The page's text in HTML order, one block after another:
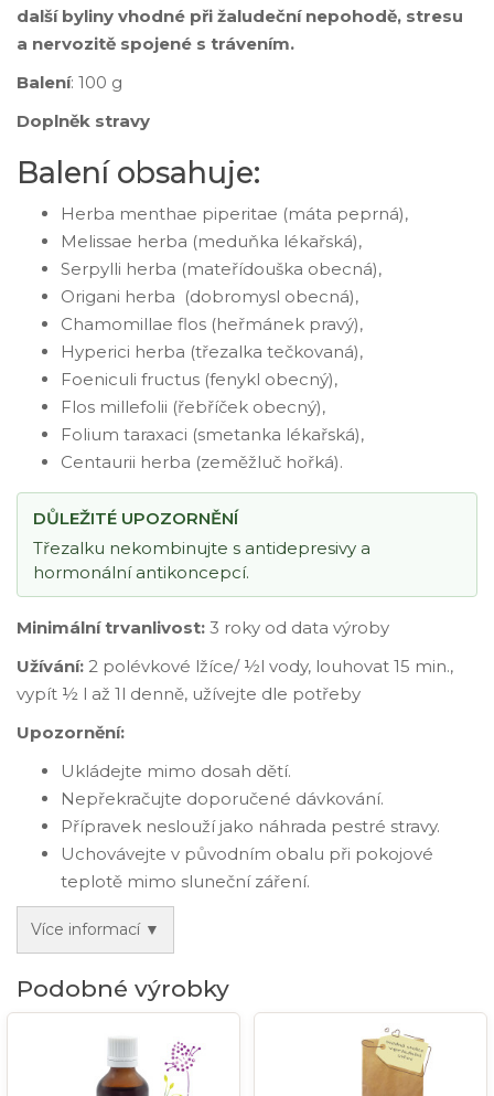
další byliny vhodné při žaludeční nepohodě, stresu
a nervozitě spojené s trávením.
Balení: 100 g
Doplněk stravy
Balení obsahuje:
Herba menthae piperitae (máta peprná),
Melissae herba (meduňka lékařská),
Serpylli herba (mateřídouška obecná),
Origani herba (dobromysl obecná),
Chamomillae flos (heřmánek pravý),
Hyperici herba (třezalka tečkovaná),
Foeniculi fructus (fenykl obecný),
Flos millefolii (řebříček obecný),
Folium taraxaci (smetanka lékařská),
Centaurii herba (zeměžluč hořká).
DŮLEŽITÉ UPOZORNĚNÍ
Třezalku nekombinujte s antidepresivy a
hormonální antikoncepcí.
Minimální trvanlivost: 3 roky od data výroby
Užívání: 2 polévkové lžíce/ ½l vody, louhovat 15 min.,
vypít ½ l až 1l denně, užívejte dle potřeby
Upozornění:
Ukládejte mimo dosah dětí.
Nepřekračujte doporučené dávkování.
Přípravek neslouží jako náhrada pestré stravy.
Uchovávejte v původním obalu při pokojové
teplotě mimo sluneční záření.
Více informací ▼
Podobné výrobky